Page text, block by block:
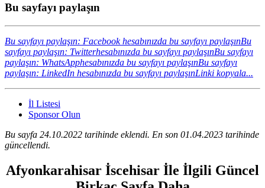
Bu sayfayı paylaşın
Bu sayfayı paylaşın: Facebook hesabınızda bu sayfayı paylaşınBu
sayfayı paylaşın: Twitterhesabınızda bu sayfayı paylaşınBu sayfayı
paylaşın: WhatsApphesabınızda bu sayfayı paylaşınBu sayfayı
paylaşın: LinkedIn hesabınızda bu sayfayı paylaşınLinki kopyala...
İl Listesi
Sponsor Olun
Bu sayfa 24.10.2022 tarihinde eklendi. En son 01.04.2023 tarihinde
güncellendi.
Afyonkarahisar İscehisar İle İlgili Güncel